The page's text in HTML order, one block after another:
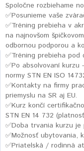
Spoločne rozbiehame
✅️Posunieme vaše
✅️Tréning prebieha v
na najnovšom
odbornou podporou a
✅️Tréning prebieha
✅️Po absolvovaní
normy STN EN ISO
✅️Kontakty na firmy
priemyslu na SR aj EU.
✅️Kurz končí
STN EN 14 732
✅️Doba trvania kurzu
✅️Možnosť ubytovania,
✅️Priatelská / rodinná